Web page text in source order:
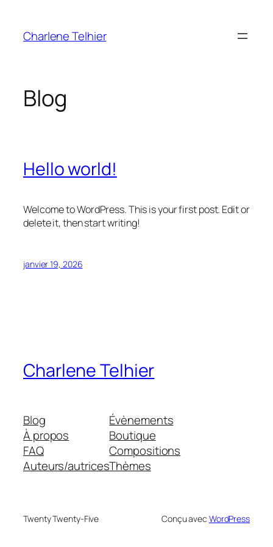
contenu
Charlene Telhier
Blog
Hello world!
Welcome to WordPress. This is your first post. Edit or
delete it, then start writing!
janvier 19, 2026
Charlene Telhier
Blog
À propos
FAQ
Auteurs/autrices
Évènements
Boutique
Compositions
Thèmes
Twenty Twenty-Five Conçu avec WordPress